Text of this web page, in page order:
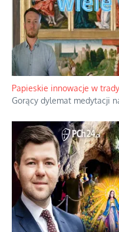
Kamienie i siekiery przeciw
Gorzka analityka decyzji